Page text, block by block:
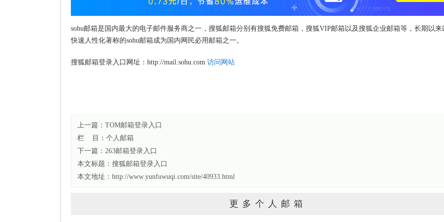
sohu邮箱是国内最大的电子邮件服务商之一，搜狐邮箱分别有搜狐免费邮箱，搜狐VIP邮箱以及搜狐企业邮箱等，长期以来
快速人性化著称的sohu邮箱成为国内网民必用邮箱之一。
搜狐邮箱登录入口网址：http://mail.sohu.com 访问网站
上一篇： TOM邮箱登录入口
栏 目： 个人邮箱
下一篇： 263邮箱登录入口
本文标题： 搜狐邮箱登录入口
本文地址：http://www.yunfuwuqi.com/site/40933.html
更多个人邮箱